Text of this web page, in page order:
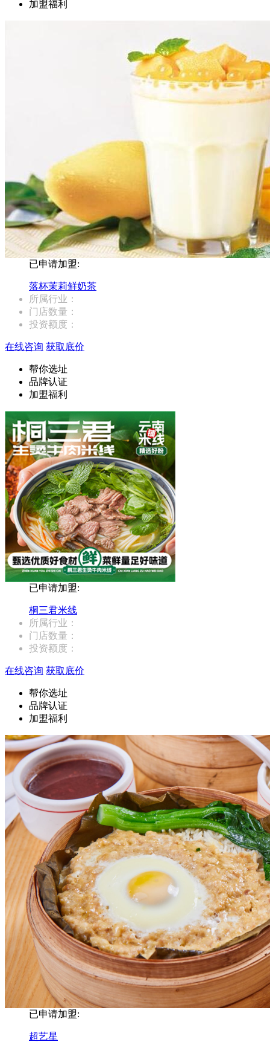
加盟福利
已申请加盟:
落杯茉莉鲜奶茶
所属行业：
门店数量：
投资额度：
在线咨询 获取底价
帮你选址
品牌认证
加盟福利
已申请加盟:
桐三君米线
所属行业：
门店数量：
投资额度：
在线咨询 获取底价
帮你选址
品牌认证
加盟福利
已申请加盟:
超艺星